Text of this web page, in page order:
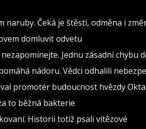
Čeká je štěstí, odměna i
domluvit odvetu
Jednu zásadní chybu
nádoru. Vědci odhalili
promotér budoucnost hvězdy
to běžná bakterie
Historii totiž psali vítězové